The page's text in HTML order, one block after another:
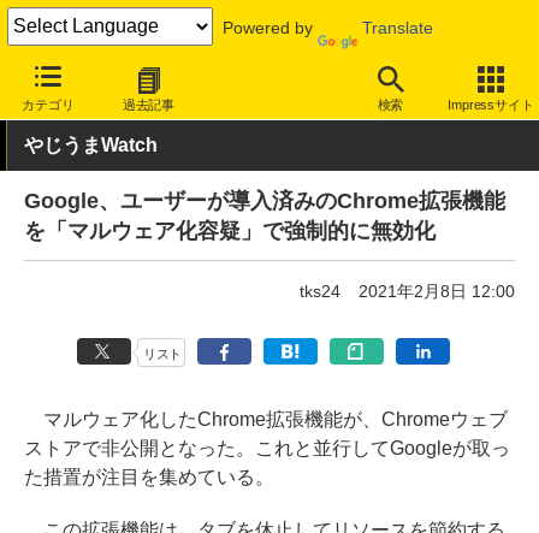
Powered by Translate
カテゴリ 過去記事 検索 Impressサイト
INTERNET Watch トピック
やじうまWatch
Google、ユーザーが導入済みのChrome拡張機能
を「マルウェア化容疑」で強制的に無効化
tks24 2021年2月8日 12:00
リスト
マルウェア化したChrome拡張機能が、Chromeウェブ
ストアで非公開となった。これと並行してGoogleが取っ
た措置が注目を集めている。